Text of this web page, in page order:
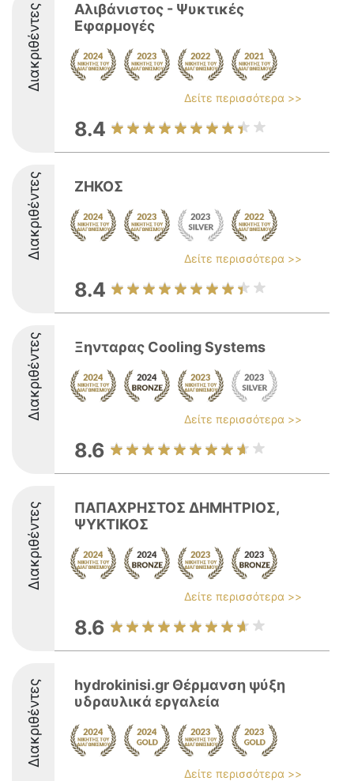
Διακριθέντες
Αλιβάνιστος - Ψυκτικές
Εφαρμογές
Δείτε περισσότερα >>
8.4
Διακριθέντες ΖΗΚΟΣ
Δείτε περισσότερα >>
8.4
Διακριθέντες Ξηνταρας Cooling Systems
Δείτε περισσότερα >>
8.6
Διακριθέντες
ΠΑΠΑΧΡΗΣΤΟΣ ΔΗΜΗΤΡΙΟΣ,
ΨΥΚΤΙΚΟΣ
Δείτε περισσότερα >>
8.6
Διακριθέντες
hydrokinisi.gr Θέρμανση ψύξη
υδραυλικά εργαλεία
Δείτε περισσότερα >>